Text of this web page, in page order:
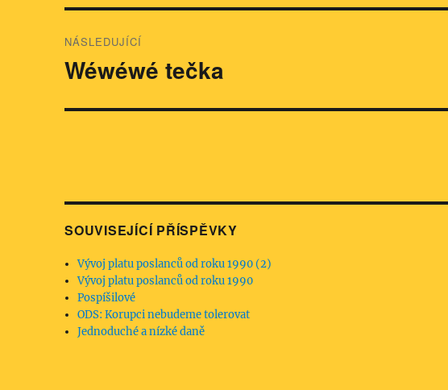
NÁSLEDUJÍCÍ
Následující
Wéwéwé tečka
SOUVISEJÍCÍ PŘÍSPĚVKY
Vývoj platu poslanců od roku 1990 (2)
Vývoj platu poslanců od roku 1990
Pospíšilové
ODS: Korupci nebudeme tolerovat
Jednoduché a nízké daně